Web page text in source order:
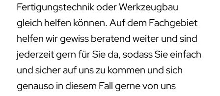
Fertigungstechnik oder Werkzeugbau
gleich helfen können. Auf dem Fachgebiet
helfen wir gewiss beratend weiter und sind
jederzeit gern für Sie da, sodass Sie einfach
und sicher auf uns zu kommen und sich
genauso in diesem Fall gerne von uns